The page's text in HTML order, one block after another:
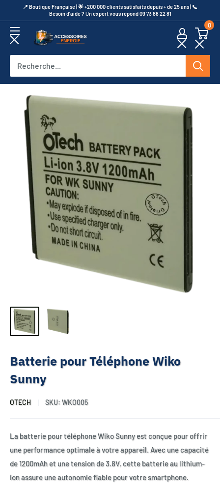
au
contenu
​📍​ Boutique Française | 🌟 +200 000 clients satisfaits depuis + de 25 ans | 📞​
Besoin d’aide ? Un expert vous répond 09 73 88 22 81
Accessoires
0
Batterie pour Téléphone Wiko
Sunny
OTECH SKU: WKO005
La batterie pour téléphone Wiko Sunny est conçue pour offrir
une performance optimale à votre appareil. Avec une capacité
de 1200mAh et une tension de 3.8V, cette batterie au lithium-
ion assure une autonomie fiable pour votre smartphone.